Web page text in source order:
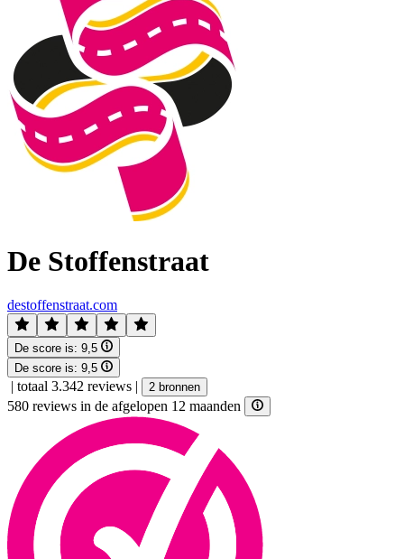
De Stoffenstraat
destoffenstraat.com
De score is: 9,5
De score is: 9,5
| totaal 3.342 reviews | 2 bronnen
580 reviews in de afgelopen 12 maanden